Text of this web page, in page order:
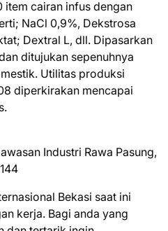
item cairan infus dengan
NaCl 0,9%, Dekstrosa
Dextral L, dll. Dipasarkan
ditujukan sepenuhnya
Utilitas produksi
diperkirakan mencapai
Industri Rawa Pasung,
Bеkаѕі ѕааt іnі
kеrjа. Bаgі аndа уаng